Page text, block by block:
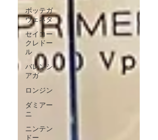
ボッテガ
ヴェネタ
セイコー
クレドー
ル
バレンシ
アガ
ロンジン
ダミアー
ニ
ニンテン
ドー